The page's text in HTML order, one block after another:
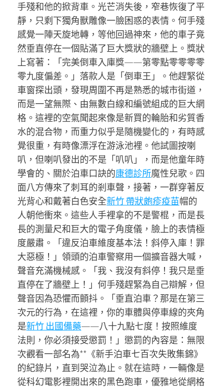
手殘和他的掀背車。光芒消失後，窄巷恢復了平
靜，只剩下獨角獸雕像一臉困惑的表情。何手殘
感覺一陣天旋地轉，等他回過神來，他的車子竟
然垂直停在一個貼滿了巨大獎狀的牆壁上。獎狀
上寫著：「完美倒車入庫獎——第零點零零零零
零九度偏差。」落款人是「倒車王」。他趕緊從
車窗探出頭，發現周圍不再是熟悉的城市街道，
而是一望無際、由無數白線和編號組成的巨大網
格。這裡的空氣聞起來像是新買的輪胎和劣質香
水的混合物，而重力似乎是隨機變化的，有時感
覺很重，有時像漂浮在游泳池裡。他試圖按喇
叭，但喇叭發出的不是「叭叭」，而是他童年時
學會的、關於泊車口訣的康德診所魔性兒歌。四
面八方傳來了刺耳的剎車聲，接著，一群穿著反
光背心和戴著白色安全新竹 帶狀皰疹疫苗帽的
人朝他衝來。這些人手裡拿的不是警棍，而是長
長的測量尺和巨大的電子角度儀，臉上的表情極
度嚴肅。「違反泊車維度基本法！斜停入庫！罪
大惡極！」領頭的泊車警察用一個擴音器大喊，
聲音充滿機械感。「我、我沒有斜停！我只是垂
直停在了牆壁上！」何手殘趕緊為自己辯解，但
聲音因為恐懼而顫抖。「垂直泊車？那是在第三
次元的行為，在這裡，你的車體與停車線的夾角
是新竹 出國備藥——八十九點七度！按照維度
法則，你必須接受懲罰！」懲罰的內容是：無限
次觀看一部名為**《新手泊車七百次失敗集錦》
的紀錄片，直到哭泣為止。就在這時，一輛像是
從科幻電影裡開出來的黑色跑車，優雅地從網格